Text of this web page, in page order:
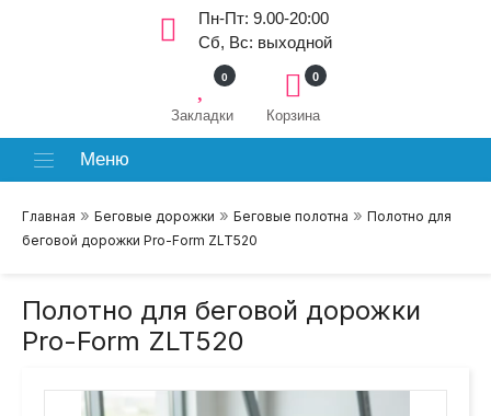
Пн-Пт: 9.00-20:00
Сб, Вс: выходной
Закладки
0
Корзина
0
Меню
Главная » Беговые дорожки » Беговые полотна » Полотно для
беговой дорожки Pro-Form ZLT520
Полотно для беговой дорожки
Pro-Form ZLT520